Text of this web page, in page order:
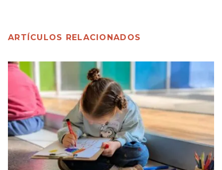
ARTÍCULOS RELACIONADOS